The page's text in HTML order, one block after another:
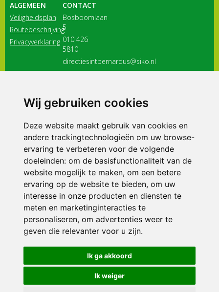
Wij gebruiken cookies
Deze website maakt gebruik van cookies en
andere trackingtechnologieën om uw browse-
ervaring te verbeteren voor de volgende
doeleinden: om de basisfunctionaliteit van de
website mogelijk te maken, om een betere
ervaring op de website te bieden, om uw
interesse in onze producten en diensten te
meten en marketinginteracties te
personaliseren, om advertenties weer te
geven die relevanter voor u zijn.
Ik ga akkoord
Ik weiger
ALGEMEEN
Veiligheidsplan
Routebeschrijving
Privacyverklaring
CONTACT
Bosboomlaan
5
010 426
5810
directiesintbernardus@siko.nl
3116 JB
ONDERDEEL VAN
© 2026 Sint Bernardus | Alle rechten voorbehouden
Privacy policy|Disclaimer| Klachtenregeling|RSIN en Anbi
voorkeuren
Crealisatie The MindOffice